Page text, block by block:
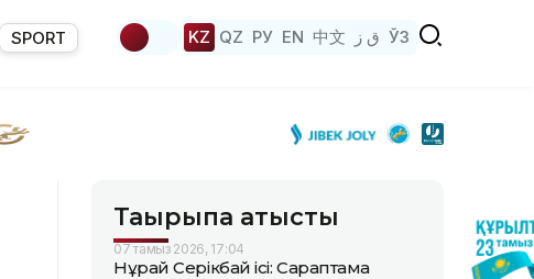
SPORT KZ QZ РУ EN 中文 ق ز ЎЗ
Тақырыпқа қатысты
07 тамыз 2026, 17:04
Нұрай Серікбай ісі: Сараптама